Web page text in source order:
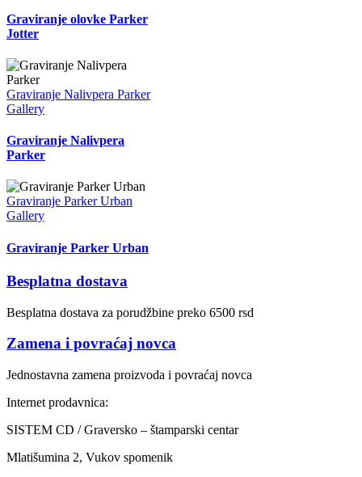
Graviranje olovke Parker
Jotter
Graviranje Nalivpera Parker
Gallery
Graviranje Nalivpera
Parker
Graviranje Parker Urban
Gallery
Graviranje Parker Urban
Besplatna dostava
Besplatna dostava za porudžbine preko 6500 rsd
Zamena i povraćaj novca
Jednostavna zamena proizvoda i povraćaj novca
Internet prodavnica:
SISTEM CD / Graversko – štamparski centar
Mlatišumina 2, Vukov spomenik